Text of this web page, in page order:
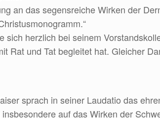
an das segensreiche Wirken der
sich herzlich bei seinem
Rat und Tat begleitet hat. Gleicher
sprach in seiner Laudatio das
auf das Wirken der